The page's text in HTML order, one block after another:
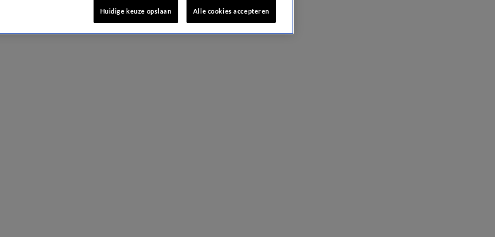
Huidige keuze opslaan Alle cookies accepteren